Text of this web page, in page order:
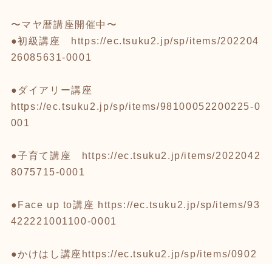
〜マヤ暦講座開催中〜
●初級講座
https://ec.tsuku2.jp/sp/items/202204
26085631-0001
●ダイアリー講座
https://ec.tsuku2.jp/sp/items/98100052200225-0
001
●子育て講座
https://ec.tsuku2.jp/items/2022042
8075715-0001
●Face up to講座 https://ec.tsuku2.jp/sp/items/93
422221001100-0001
●かけはし講座 https://ec.tsuku2.jp/sp/items/0902